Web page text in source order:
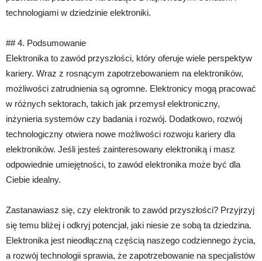
technologiami w dziedzinie elektroniki.
## 4. Podsumowanie
Elektronika to zawód przyszłości, który oferuje wiele perspektyw
kariery. Wraz z rosnącym zapotrzebowaniem na elektroników,
możliwości zatrudnienia są ogromne. Elektronicy mogą pracować
w różnych sektorach, takich jak przemysł elektroniczny,
inżynieria systemów czy badania i rozwój. Dodatkowo, rozwój
technologiczny otwiera nowe możliwości rozwoju kariery dla
elektroników. Jeśli jesteś zainteresowany elektroniką i masz
odpowiednie umiejętności, to zawód elektronika może być dla
Ciebie idealny.
Zastanawiasz się, czy elektronik to zawód przyszłości? Przyjrzyj
się temu bliżej i odkryj potencjał, jaki niesie ze sobą ta dziedzina.
Elektronika jest nieodłączną częścią naszego codziennego życia,
a rozwój technologii sprawia, że zapotrzebowanie na specjalistów